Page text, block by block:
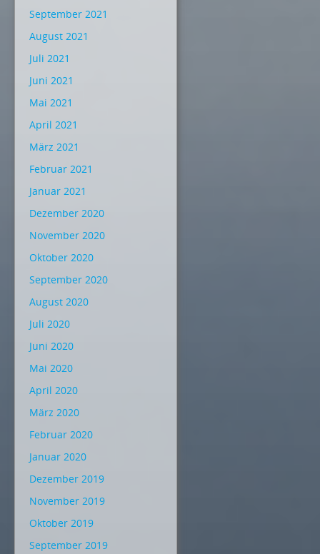
September 2021
August 2021
Juli 2021
Juni 2021
Mai 2021
April 2021
März 2021
Februar 2021
Januar 2021
Dezember 2020
November 2020
Oktober 2020
September 2020
August 2020
Juli 2020
Juni 2020
Mai 2020
April 2020
März 2020
Februar 2020
Januar 2020
Dezember 2019
November 2019
Oktober 2019
September 2019